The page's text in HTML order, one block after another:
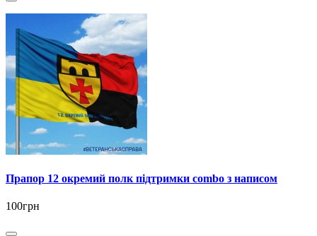
Прапор 12 окремий полк підтримки combo з написом
100грн